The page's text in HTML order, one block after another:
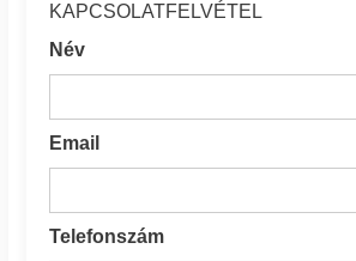
KAPCSOLATFELVÉTEL
Név
Email
Telefonszám